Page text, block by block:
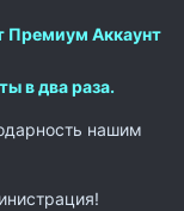
Премиум Аккаунт
в два раза.
нашим